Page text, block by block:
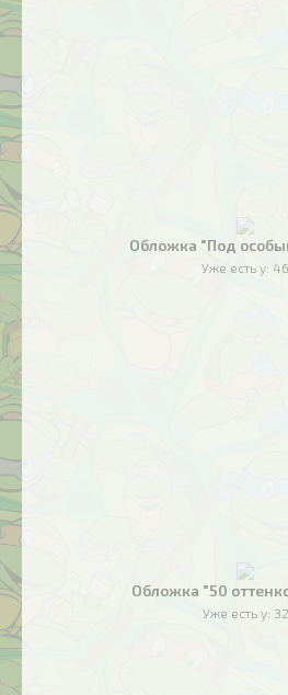
Обложка "Под
Уже есть у: 46
Обложка "50
Уже есть у: 32